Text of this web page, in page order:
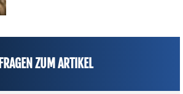
FRAGEN ZUM ARTIKEL